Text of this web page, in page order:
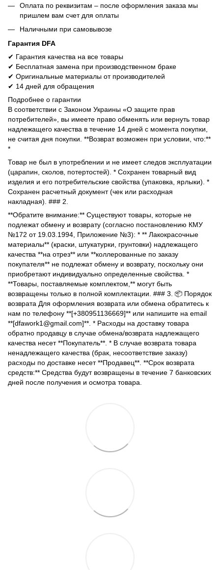
Оплата по реквизитам – после оформления заказа мы
пришлем вам счет для оплаты
Наличными при самовывозе
Гарантия DFA
✔ Гарантия качества на все товары
✔ Бесплатная замена при производственном браке
✔ Оригинальные материалы от производителей
✔ 14 дней для обращения
Подробнее о гарантии
В соответствии с Законом Украины «О защите прав
потребителей», вы имеете право обменять или вернуть товар
надлежащего качества в течение 14 дней с момента покупки,
не считая дня покупки. **Возврат возможен при условии, что:**
*
Товар не был в употреблении и не имеет следов эксплуатации
(царапин, сколов, потертостей). * Сохранен товарный вид
изделия и его потребительские свойства (упаковка, ярлыки). *
Сохранен расчетный документ (чек или расходная
накладная). ### 2.
**Обратите внимание:** Существуют товары, которые не
подлежат обмену и возврату (согласно постановлению КМУ
№172 от 19.03.1994, Приложение №3): * ** Лакокрасочные
материалы** (краски, штукатурки, грунтовки) надлежащего
качества **на отрез** или **коллерованные по заказу
покупателя** не подлежат обмену и возврату, поскольку они
приобретают индивидуально определенные свойства. *
**Товары, поставляемые комплектом,** могут быть
возвращены только в полной комплектации. ### 3. 📦 Порядок
возврата Для оформления возврата или обмена обратитесь к
нам по телефону **[+380951136669]** или напишите на email
**[dfawork1@gmail.com]**. * Расходы на доставку товара
обратно продавцу в случае обмена/возврата надлежащего
качества несет **Покупатель**. * В случае возврата товара
ненадлежащего качества (брак, несоответствие заказу)
расходы по доставке несет **Продавец**. **Срок возврата
средств:** Средства будут возвращены в течение 7 банковских
дней после получения и осмотра товара.